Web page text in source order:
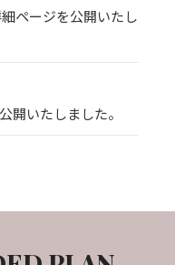
ページを公開いたし
開いたしました。
しております。